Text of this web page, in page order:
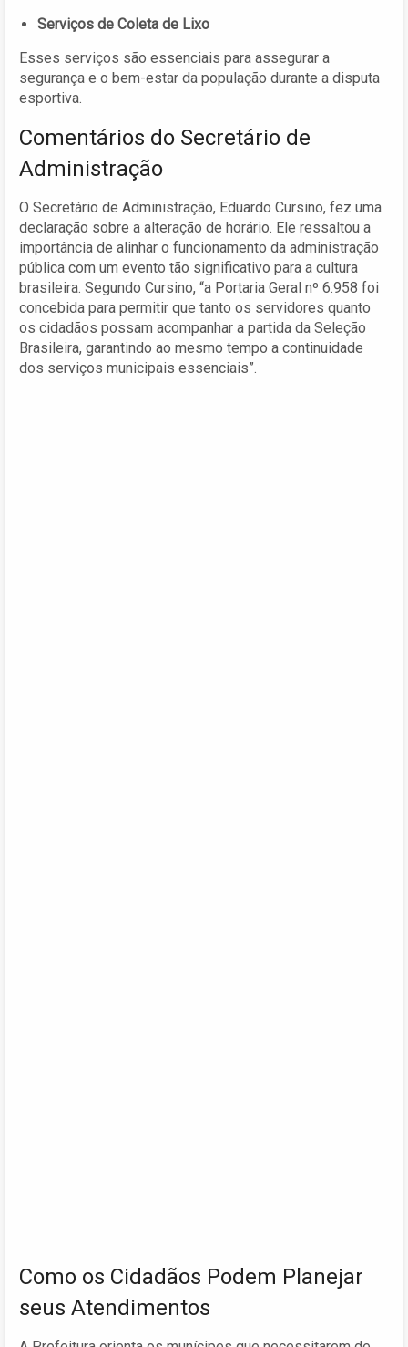
Serviços de Coleta de Lixo
Esses serviços são essenciais para assegurar a
segurança e o bem-estar da população durante a disputa
esportiva.
Comentários do Secretário de
Administração
O Secretário de Administração, Eduardo Cursino, fez uma
declaração sobre a alteração de horário. Ele ressaltou a
importância de alinhar o funcionamento da administração
pública com um evento tão significativo para a cultura
brasileira. Segundo Cursino, “a Portaria Geral nº 6.958 foi
concebida para permitir que tanto os servidores quanto
os cidadãos possam acompanhar a partida da Seleção
Brasileira, garantindo ao mesmo tempo a continuidade
dos serviços municipais essenciais”.
Como os Cidadãos Podem Planejar
seus Atendimentos